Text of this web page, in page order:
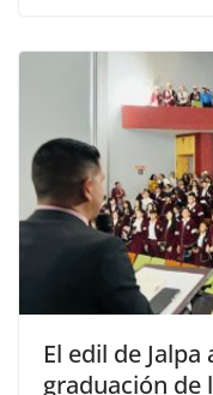
El edil de
graduación de